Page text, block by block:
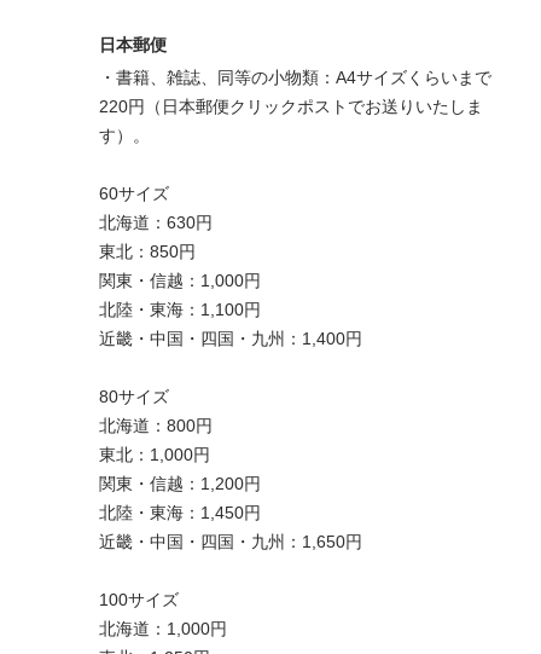
日本郵便
・書籍、雑誌、同等の小物類：A4サイズくらいまで
220円（日本郵便クリックポストでお送りいたしま
す）。
60サイズ
北海道：630円
東北：850円
関東・信越：1,000円
北陸・東海：1,100円
近畿・中国・四国・九州：1,400円
80サイズ
北海道：800円
東北：1,000円
関東・信越：1,200円
北陸・東海：1,450円
近畿・中国・四国・九州：1,650円
100サイズ
北海道：1,000円